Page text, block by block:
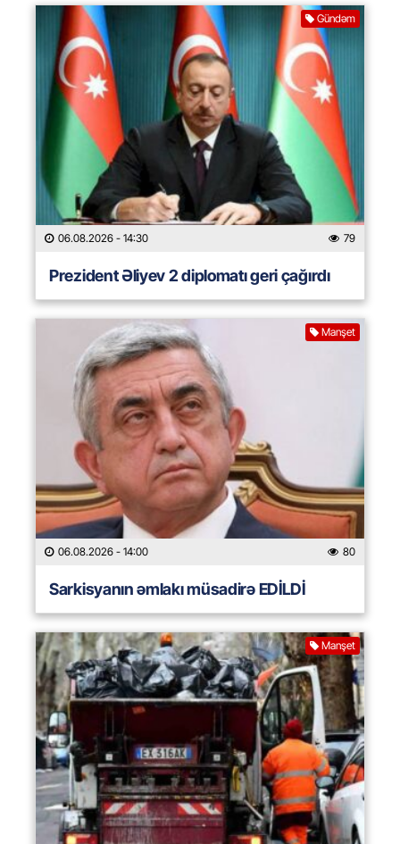
Gündəm
06.08.2026 - 14:30 79
Prezident Əliyev 2 diplomatı geri çağırdı
Manşet
06.08.2026 - 14:00 80
Sarkisyanın əmlakı müsadirə EDİLDİ
Manşet